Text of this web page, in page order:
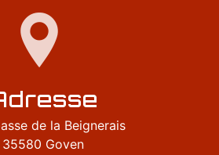
de la Beignerais
35580 Goven